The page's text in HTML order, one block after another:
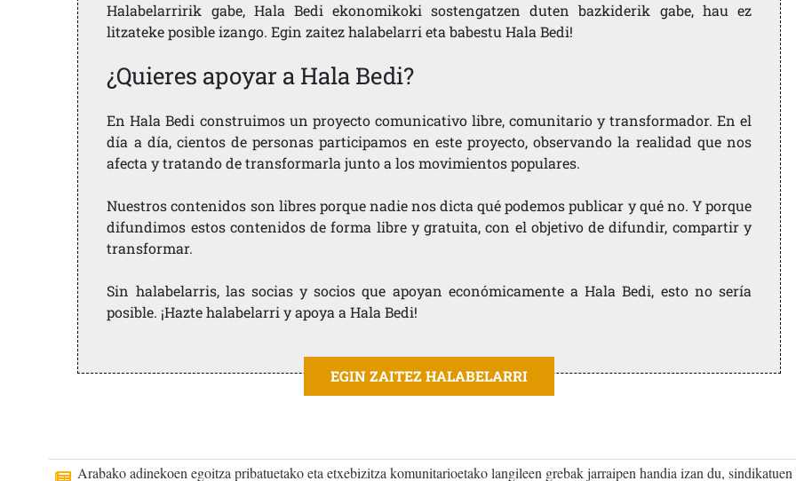
Halabelarririk gabe, Hala Bedi ekonomikoki sostengatzen duten bazkiderik gabe, hau ez
litzateke posible izango. Egin zaitez halabelarri eta babestu Hala Bedi!
¿Quieres apoyar a Hala Bedi?
En Hala Bedi construimos un proyecto comunicativo libre, comunitario y transformador. En el
día a día, cientos de personas participamos en este proyecto, observando la realidad que nos
afecta y tratando de transformarla junto a los movimientos populares.
Nuestros contenidos son libres porque nadie nos dicta qué podemos publicar y qué no. Y porque
difundimos estos contenidos de forma libre y gratuita, con el objetivo de difundir, compartir y
transformar.
Sin halabelarris, las socias y socios que apoyan económicamente a Hala Bedi, esto no sería
posible. ¡Hazte halabelarri y apoya a Hala Bedi!
EGIN ZAITEZ HALABELARRI
Arabako adinekoen egoitza pribatuetako eta etxebizitza komunitarioetako langileen grebak jarraipen handia izan du, sindikatuen